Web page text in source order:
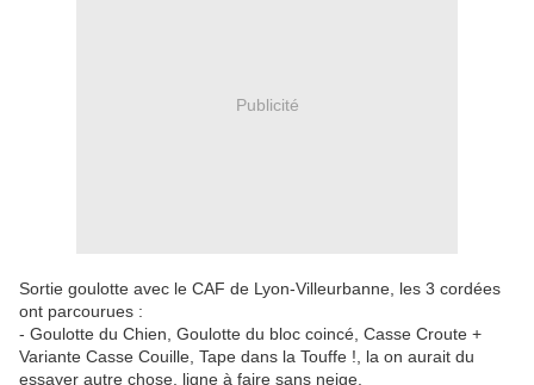
Publicité
Sortie goulotte avec le CAF de Lyon-Villeurbanne, les 3 cordées
ont parcourues :
- Goulotte du Chien, Goulotte du bloc coincé, Casse Croute +
Variante Casse Couille, Tape dans la Touffe !, la on aurait du
essayer autre chose, ligne à faire sans neige.